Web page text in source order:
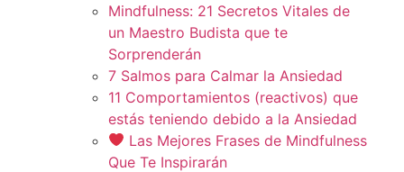
Mindfulness: 21 Secretos Vitales de
un Maestro Budista que te
Sorprenderán
7 Salmos para Calmar la Ansiedad
11 Comportamientos (reactivos) que
estás teniendo debido a la Ansiedad
Las Mejores Frases de Mindfulness
Que Te Inspirarán